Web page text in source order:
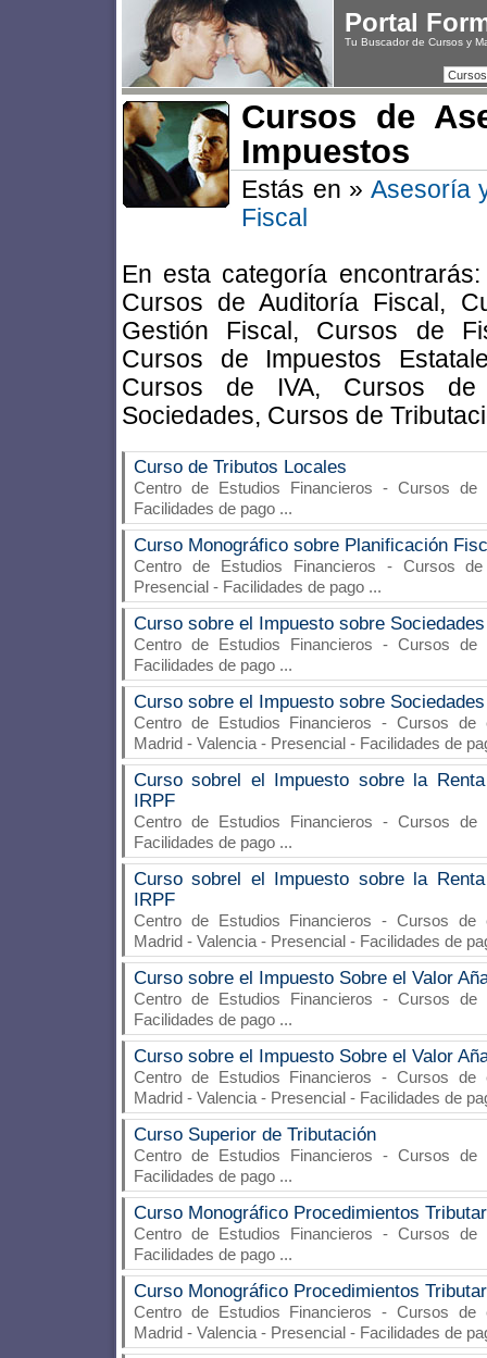
Portal
Tu Buscador de Cursos y
Cursos de
Impuestos
Estás en » Asesoría
Fiscal
En esta categoría
Cursos de Auditoría Fiscal,
Gestión Fiscal, Cursos de
Cursos de Impuestos
Cursos de IVA, Cursos
Sociedades, Cursos de
Curso de Tributos Locales
Centro de Estudios Financieros - Cursos de
Facilidades de pago ...
Curso Monográfico sobre Planificación
Centro de Estudios Financieros - Cursos de
Presencial - Facilidades de pago ...
Curso sobre el Impuesto sobre Sociedades
Centro de Estudios Financieros - Cursos de
Facilidades de pago ...
Curso sobre el Impuesto sobre Sociedades
Centro de Estudios Financieros - Cursos de
Madrid - Valencia - Presencial - Facilidades de
Curso sobrel el Impuesto sobre la
IRPF
Centro de Estudios Financieros - Cursos de
Facilidades de pago ...
Curso sobrel el Impuesto sobre la
IRPF
Centro de Estudios Financieros - Cursos de
Madrid - Valencia - Presencial - Facilidades de
Curso sobre el Impuesto Sobre el Valor
Centro de Estudios Financieros - Cursos de
Facilidades de pago ...
Curso sobre el Impuesto Sobre el Valor
Centro de Estudios Financieros - Cursos de
Madrid - Valencia - Presencial - Facilidades de
Curso Superior de Tributación
Centro de Estudios Financieros - Cursos de
Facilidades de pago ...
Curso Monográfico Procedimientos
Centro de Estudios Financieros - Cursos de
Facilidades de pago ...
Curso Monográfico Procedimientos
Centro de Estudios Financieros - Cursos de
Madrid - Valencia - Presencial - Facilidades de